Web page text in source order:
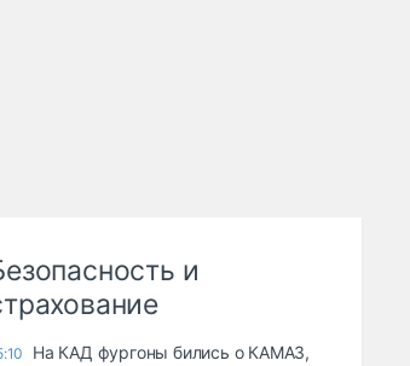
и
На КАД фургоны бились о КАМАЗ,